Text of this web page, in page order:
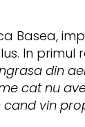
Basea,
In
din
cat nu
cand vin